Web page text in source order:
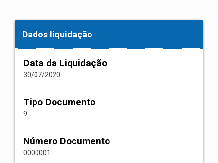
Dados liquidação
Data da Liquidação
30/07/2020
Tipo Documento
9
Número Documento
0000001